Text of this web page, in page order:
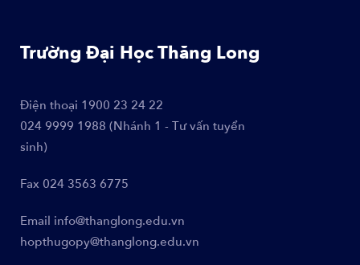
Trường Đại Học Thăng Long
Điện thoại 1900 23 24 22
024 9999 1988 (Nhánh 1 - Tư vấn tuyển
sinh)
Fax 024 3563 6775
Email info@thanglong.edu.vn
hopthugopy@thanglong.edu.vn